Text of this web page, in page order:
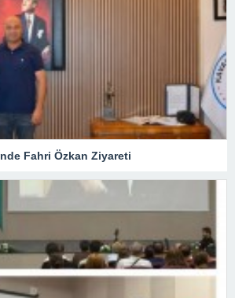
Fahri Özkan Ziyareti